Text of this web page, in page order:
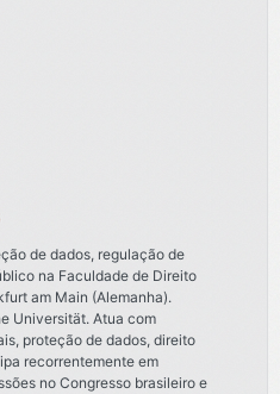
de dados, regulação de
na Faculdade de Direito
am Main (Alemanha).
Universität. Atua com
proteção de dados, direito
recorrentemente em
no Congresso brasileiro e